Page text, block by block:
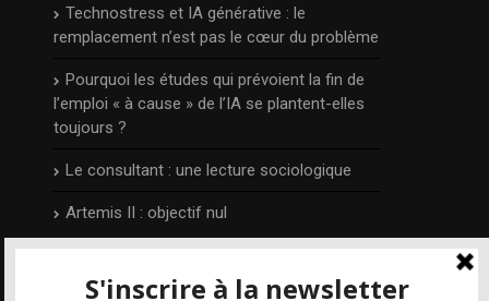
Technostress et IA générative : le
remplacement n’est pas le cœur du problème
Pourquoi les études qui prévoient la fin de
l’emploi « à cause » de l’IA se plantent-elles
toujours ?
Le consultant : une lecture sociologique
Artemis II : objectif nul